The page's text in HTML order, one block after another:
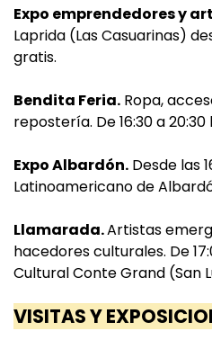
Expo emprendedores y
Laprida (Las Casuarinas)
gratis.
Bendita Feria. Ropa,
repostería. De 16:30 a 20:30
Expo Albardón. Desde las
Latinoamericano de
Llamarada.Artistas
hacedores culturales. De
Cultural Conte Grand (San
VISITAS Y